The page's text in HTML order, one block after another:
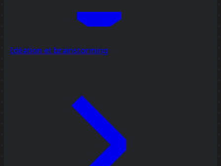
Idéation et brainstorming